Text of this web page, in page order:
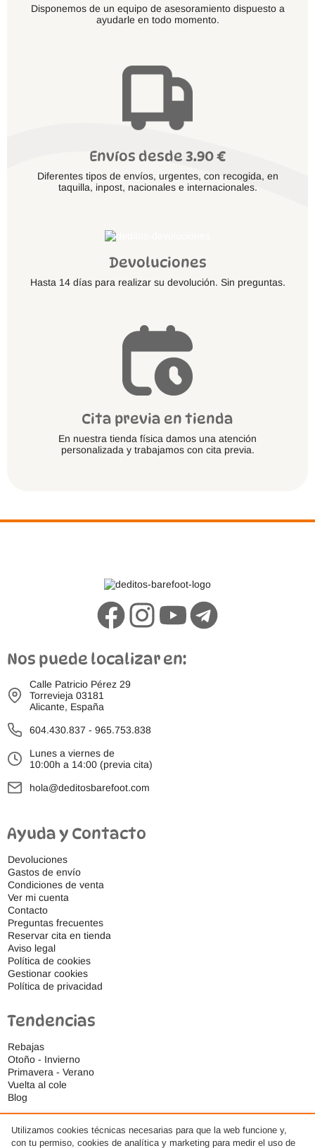
Disponemos de un equipo de asesoramiento dispuesto a
ayudarle en todo momento.
Envíos desde 3.90 €
Diferentes tipos de envíos, urgentes, con recogida, en
taquilla, inpost, nacionales e internacionales.
Devoluciones
Hasta 14 días para realizar su devolución. Sin preguntas.
Cita previa en tienda
En nuestra tienda física damos una atención
personalizada y trabajamos con cita previa.
Nos puede localizar en:
Calle Patricio Pérez 29
Torrevieja 03181
Alicante, España
604.430.837 - 965.753.838
Lunes a viernes de
10:00h a 14:00 (previa cita)
hola@deditosbarefoot.com
Ayuda y Contacto
Devoluciones
Gastos de envío
Condiciones de venta
Ver mi cuenta
Contacto
Preguntas frecuentes
Reservar cita en tienda
Aviso legal
Política de cookies
Gestionar cookies
Política de privacidad
Tendencias
Rebajas
Otoño - Invierno
Primavera - Verano
Vuelta al cole
Blog
Utilizamos cookies técnicas necesarias para que la web funcione y,
con tu permiso, cookies de analítica y marketing para medir el uso de